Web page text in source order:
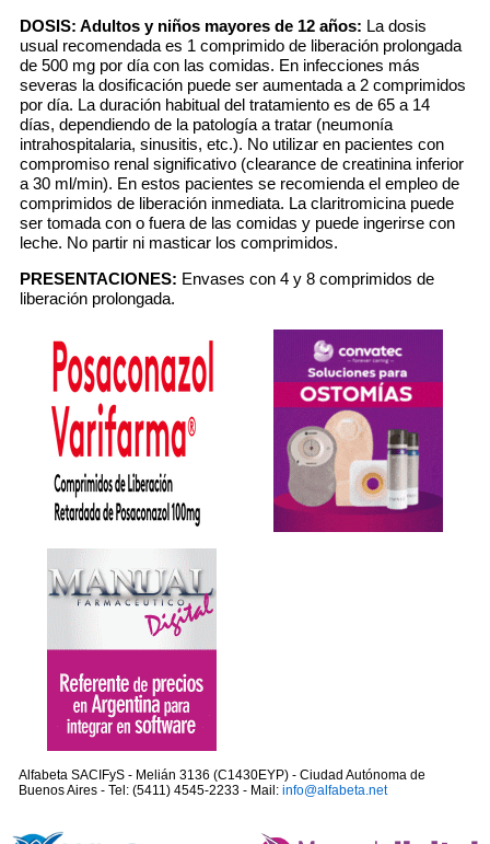
DOSIS: Adultos y niños mayores de 12 años: La dosis
usual recomendada es 1 comprimido de liberación prolongada
de 500 mg por día con las comidas. En infecciones más
severas la dosificación puede ser aumentada a 2 comprimidos
por día. La duración habitual del tratamiento es de 65 a 14
días, dependiendo de la patología a tratar (neumonía
intrahospitalaria, sinusitis, etc.). No utilizar en pacientes con
compromiso renal significativo (clearance de creatinina inferior
a 30 ml/min). En estos pacientes se recomienda el empleo de
comprimidos de liberación inmediata. La claritromicina puede
ser tomada con o fuera de las comidas y puede ingerirse con
leche. No partir ni masticar los comprimidos.
PRESENTACIONES: Envases con 4 y 8 comprimidos de
liberación prolongada.
Alfabeta SACIFyS - Melián 3136 (C1430EYP) - Ciudad Autónoma de
Buenos Aires - Tel: (5411) 4545-2233 - Mail: info@alfabeta.net